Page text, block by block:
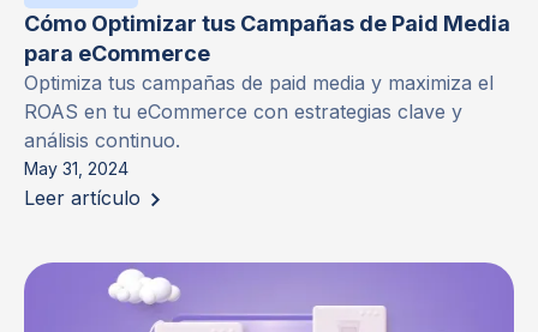
Cómo Optimizar tus Campañas de Paid Media
para eCommerce
Optimiza tus campañas de paid media y maximiza el
ROAS en tu eCommerce con estrategias clave y
análisis continuo.
May 31, 2024
Leer artículo